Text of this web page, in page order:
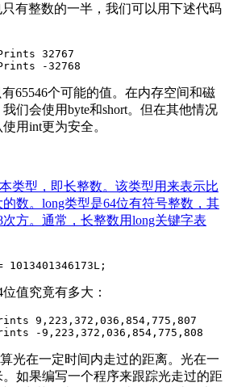
有整数的一半，我们可以用下述代码
32767
65546个可能的值。在内存空间和磁
们会使用byte和short。但在其他情况
用int更为安全。
类型，即长整数。该类型用来表示比
数。long类型是64位有符号整数，其
方。通常，长整数用long关键字表
值究竟有多大：
9,223,372,036,854,775,807
光在一定时间内走过的距离。光在一
如果编写一个程序来跟踪光走过的距